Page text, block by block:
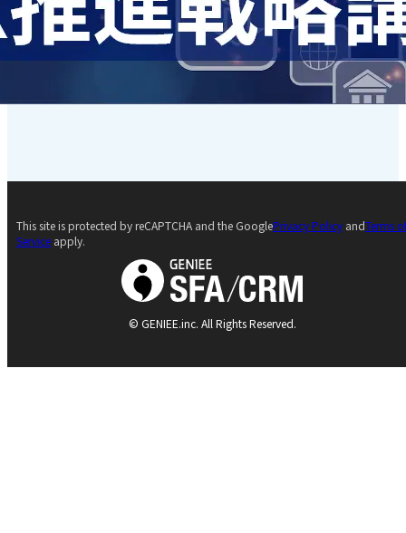
© GENIEE.inc. All Rights Reserved.
This site is protected by reCAPTCHA and the GooglePrivacy Policy andTerms
Service apply.